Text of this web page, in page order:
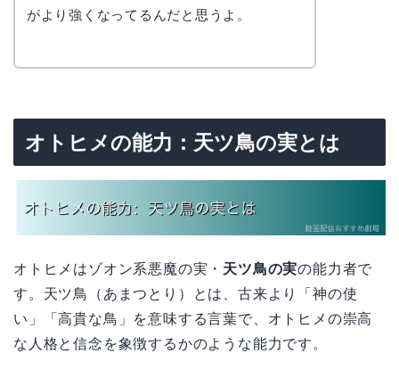
がより強くなってるんだと思うよ。
オトヒメの能力：天ツ鳥の実とは
オトヒメはゾオン系悪魔の実・ 天ツ鳥の実の能力者で
す。天ツ鳥（あまつとり）とは、古来より「神の使
い」「高貴な鳥」を意味する言葉で、オトヒメの崇高
な人格と信念を象徴するかのような能力です。